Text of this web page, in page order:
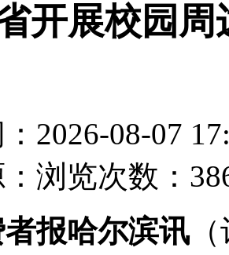
开展校园
2026-08-07
浏览次数：
报哈尔滨讯